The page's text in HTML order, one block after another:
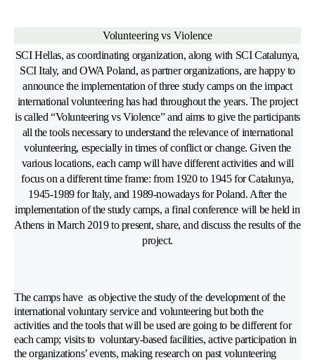
Volunteering vs Violence
SCI Hellas, as coordinating organization, along with SCI Catalunya,
SCI Italy, and OWA Poland, as partner organizations, are happy to
announce the implementation of three study camps on the impact
international volunteering has had throughout the years. The project
is called “Volunteering vs Violence” and aims to give the participants
all the tools necessary to understand the relevance of international
volunteering, especially in times of conflict or change. Given the
various locations, each camp will have different activities and will
focus on a different time frame: from 1920 to 1945 for Catalunya,
1945-1989 for Italy, and 1989-nowadays for Poland. After the
implementation of the study camps, a final conference will be held in
Athens in March 2019 to present, share, and discuss the results of the
project.
The camps have as objective the study of the development of the
international voluntary service and volunteering but both the
activities and the tools that will be used are going to be different for
each camp; visits to voluntary-based facilities, active participation in
the organizations’ events, making research on past volunteering